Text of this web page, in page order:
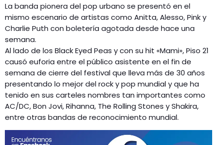
La banda pionera del pop urbano se presentó en el
mismo escenario de artistas como Anitta, Alesso, Pink y
Charlie Puth con boletería agotada desde hace una
semana.
Al lado de los Black Eyed Peas y con su hit «Mami», Piso 21
causó euforia entre el público asistente en el fin de
semana de cierre del festival que lleva más de 30 años
presentando lo mejor del rock y pop mundial y que ha
tenido en sus carteles nombres tan importantes como
AC/DC, Bon Jovi, Rihanna, The Rolling Stones y Shakira,
entre otras bandas de reconocimiento mundial.